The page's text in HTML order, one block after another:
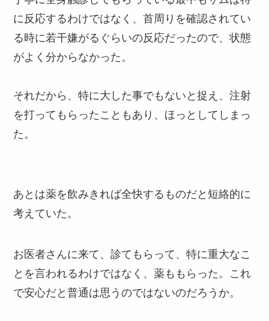
に反応するわけではなく、首周りを確認されてい
る時に若干嫌がるぐらいの反応だったので、状態
がよく分からなかった。
それだから、特に大した事でもないと捉え、注射
を打ってもらったこともあり、ほっとしてしまっ
た。
あとは薬を飲みきれば全快するものだと短絡的に
考えていた。
お医者さんに来て、診てもらって、特に重大なこ
とを言われるわけではなく、薬ももらった。これ
で安心だと普通は思うのではないのだろうか。